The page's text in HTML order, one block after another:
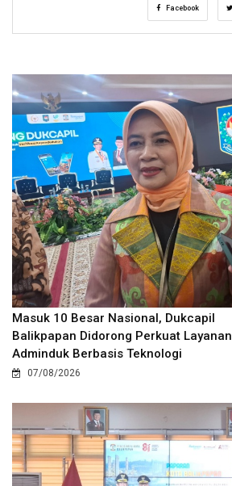
Facebook
Masuk 10 Besar Nasional, Dukcapil
Balikpapan Didorong Perkuat Layanan
Adminduk Berbasis Teknologi
07/08/2026